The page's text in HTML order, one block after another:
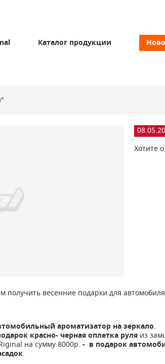
Каталог продукции
Хотите
получить весенние подарки для
ароматизатор на зеркало.
красно- черная оплетка руля из
на сумму 8000р. - в подарок
.